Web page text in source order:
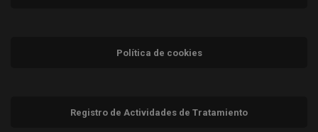
Política de cookies
Registro de Actividades de Tratamiento